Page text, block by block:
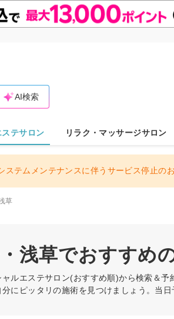
AI検索
ステサロン リラク・マッサージサロン
ステムメンテナンスに伴うサービス停止の
草
浅草でおすすめ
ャルエステサロン(おすすめ順)から検索＆予
にピッタリの施術を見つけましょう。当日